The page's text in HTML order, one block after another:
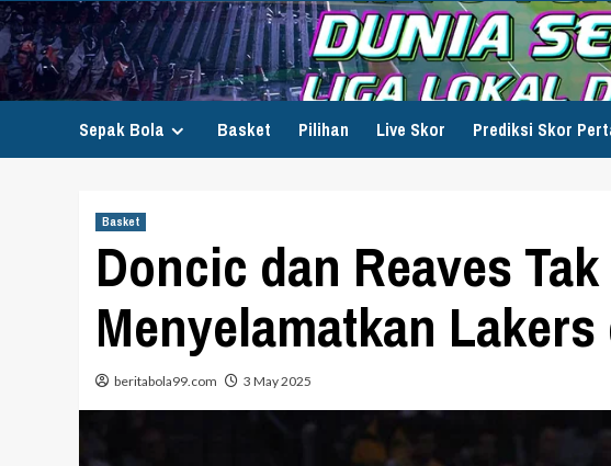
Skip
to
content
Sepak Bola Basket Pilihan Live Skor Prediksi Skor
Basket
Doncic dan Reaves
Menyelamatkan
beritabola99.com 3 May 2025